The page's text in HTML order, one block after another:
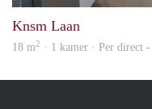
Knsm Laan
18 m2 · 1 kamer · Per direct